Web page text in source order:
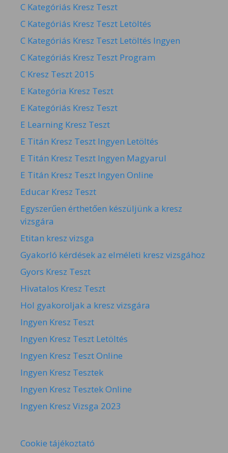
C Kategóriás Kresz Teszt
C Kategóriás Kresz Teszt Letöltés
C Kategóriás Kresz Teszt Letöltés Ingyen
C Kategóriás Kresz Teszt Program
C Kresz Teszt 2015
E Kategória Kresz Teszt
E Kategóriás Kresz Teszt
E Learning Kresz Teszt
E Titán Kresz Teszt Ingyen Letöltés
E Titán Kresz Teszt Ingyen Magyarul
E Titán Kresz Teszt Ingyen Online
Educar Kresz Teszt
Egyszerűen érthetően készüljünk a kresz
vizsgára
Etitan kresz vizsga
Gyakorló kérdések az elméleti kresz vizsgához
Gyors Kresz Teszt
Hivatalos Kresz Teszt
Hol gyakoroljak a kresz vizsgára
Ingyen Kresz Teszt
Ingyen Kresz Teszt Letöltés
Ingyen Kresz Teszt Online
Ingyen Kresz Tesztek
Ingyen Kresz Tesztek Online
Ingyen Kresz Vizsga 2023
Cookie tájékoztató